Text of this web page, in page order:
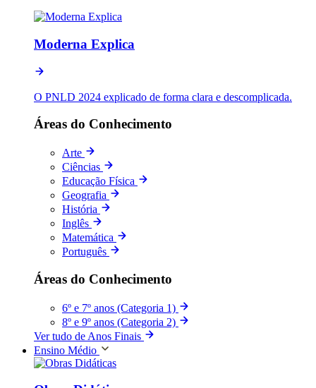
Moderna Explica
O PNLD 2024 explicado de forma clara e descomplicada.
Áreas do Conhecimento
Arte
Ciências
Educação Física
Geografia
História
Inglês
Matemática
Português
Áreas do Conhecimento
6º e 7º anos (Categoria 1)
8º e 9º anos (Categoria 2)
Ver tudo de Anos Finais
Ensino Médio